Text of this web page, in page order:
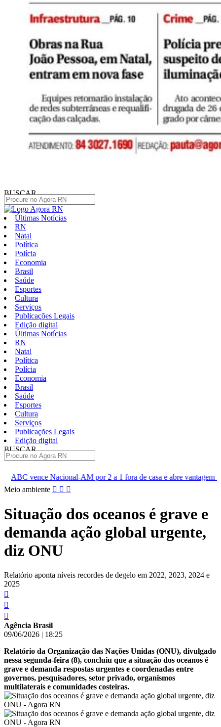
BUSCAR
Últimas Notícias
RN
Natal
Política
Polícia
Economia
Brasil
Saúde
Esportes
Cultura
Serviços
Publicações Legais
Edição digital
Últimas Notícias
RN
Natal
Política
Polícia
Economia
Brasil
Saúde
Esportes
Cultura
Serviços
Publicações Legais
Edição digital
BUSCAR
por 2 a 1 fora de casa e abre vantagem nas quartas
Cine
Pular
conteúdo
Meio ambiente
Situação dos oceanos é grave e
demanda ação global urgente,
diz ONU
Relatório aponta níveis recordes de degelo em 2022, 2023, 2024 e
2025
Agência Brasil
09/06/2026 | 18:25
Relatório da Organização das Nações Unidas (ONU), divulgado
nessa segunda-feira (8), concluiu que a situação dos oceanos é
grave e demanda respostas urgentes e coordenadas entre
governos, pesquisadores, setor privado, organismos
multilaterais e comunidades costeiras.